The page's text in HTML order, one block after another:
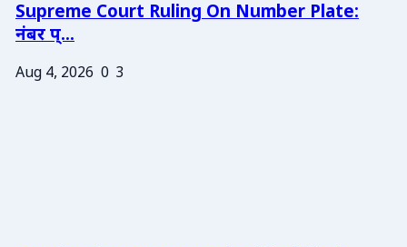
Supreme Court Ruling On Number Plate:
नंबर प्...
Aug 4, 2026 0 3